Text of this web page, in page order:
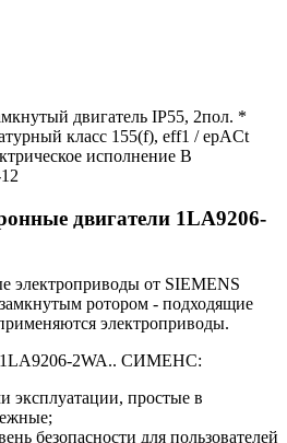
двигатель IP55, 2пол. *
класс 155(f), eff1 / epACt
исполнение В
двигатели 1LA9206-
электроприводы от SIEMENS
ротором - подходящие
электроприводы.
1LA9206-2WA.. СИМЕНС:
эксплуатации, простые в
безопасности для пользователей